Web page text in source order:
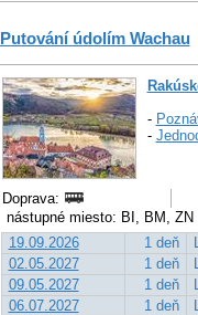
Putování údolím Wachau
-
-
Doprava:
nástupné miesto: BI, BM, ZN
19.09.2026
1 deň
02.05.2027
1 deň
09.05.2027
1 deň
06.07.2027
1 deň